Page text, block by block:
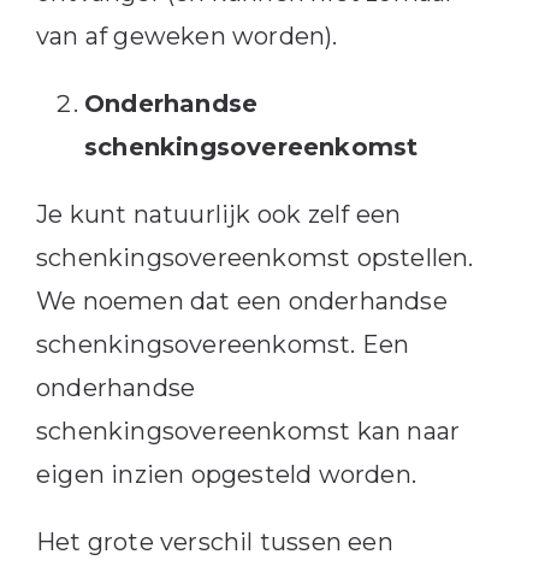
van af geweken worden).
Onderhandse
schenkingsovereenkomst
Je kunt natuurlijk ook zelf een
schenkingsovereenkomst opstellen.
We noemen dat een onderhandse
schenkingsovereenkomst. Een
onderhandse
schenkingsovereenkomst kan naar
eigen inzien opgesteld worden.
Het grote verschil tussen een